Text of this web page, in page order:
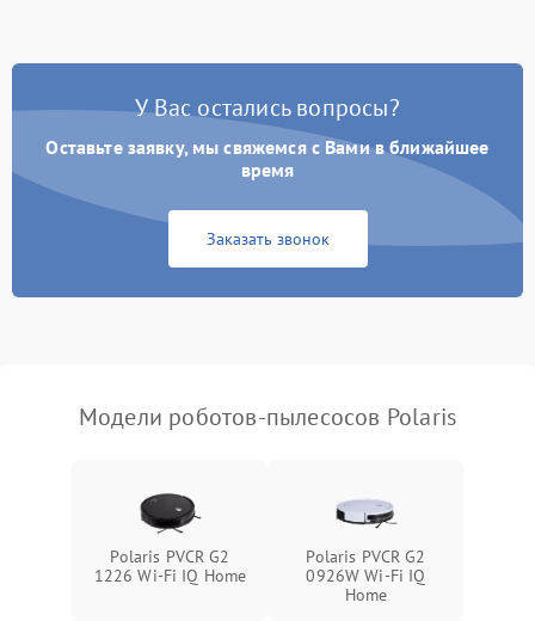
У Вас остались вопросы?
Оставьте заявку, мы свяжемся с Вами в ближайшее
время
Заказать звонок
Модели роботов-пылесосов Polaris
Polaris PVCR G2
1226 Wi-Fi IQ Home
Polaris PVCR G2
0926W Wi-Fi IQ
Home